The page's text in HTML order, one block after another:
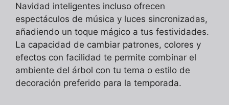
Navidad inteligentes incluso ofrecen
espectáculos de música y luces sincronizadas,
añadiendo un toque mágico a tus festividades.
La capacidad de cambiar patrones, colores y
efectos con facilidad te permite combinar el
ambiente del árbol con tu tema o estilo de
decoración preferido para la temporada.